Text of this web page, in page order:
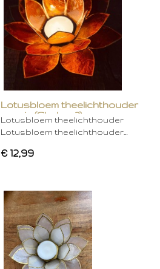
Lotusbloem theelichthouder
oranje (Chakra 2)
Lotusbloem theelichthouder
Lotusbloem theelichthouder…
€ 12,99